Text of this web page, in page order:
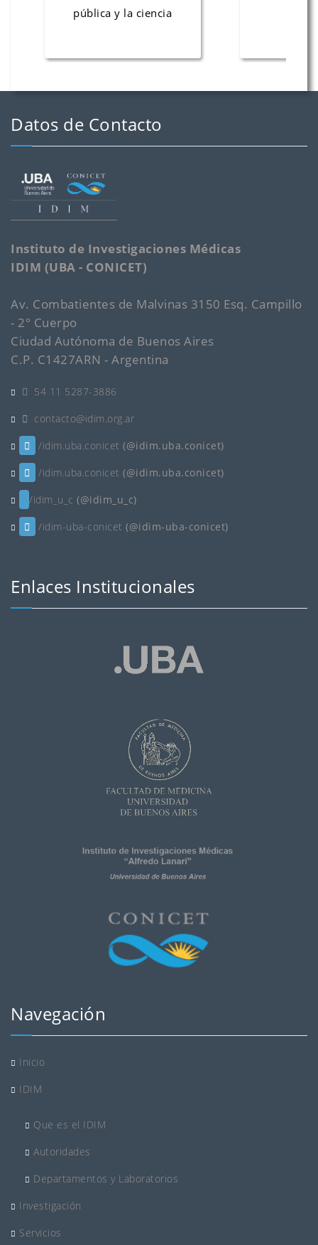
pública y la ciencia
Datos de Contacto
Instituto de Investigaciones Médicas
IDIM (UBA - CONICET)
Av. Combatientes de Malvinas 3150 Esq. Campillo
- 2° Cuerpo
Ciudad Autónoma de Buenos Aires
C.P. C1427ARN - Argentina
54 11 5287-3886
contacto@idim.org.ar
/idim.uba.conicet (@idim.uba.conicet)
/idim.uba.conicet (@idim.uba.conicet)
/idim_u_c (@idim_u_c)
/idim-uba-conicet (@idim-uba-conicet)
Enlaces Institucionales
Navegación
Inicio
IDIM
Que es el IDIM
Autoridades
Departamentos y Laboratorios
Investigación
Servicios